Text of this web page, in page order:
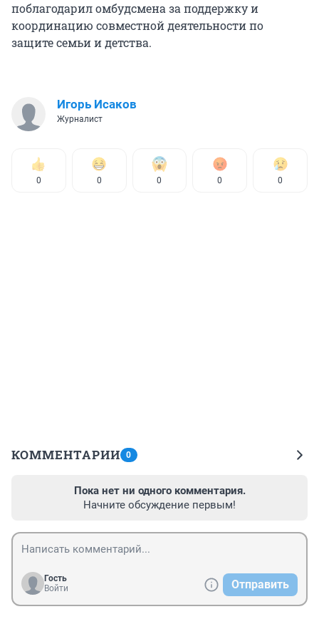
поблагодарил омбудсмена за поддержку и
координацию совместной деятельности по
защите семьи и детства.
Игорь Исаков
Журналист
0 0 0 0 0
КОММЕНТАРИИ 0
Пока нет ни одного комментария.
Начните обсуждение первым!
Гость
Войти
Отправить